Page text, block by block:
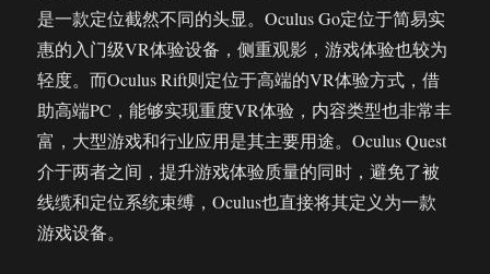
是一款定位截然不同的头显。Oculus Go定位于简易实
惠的入门级VR体验设备，侧重观影，游戏体验也较为
轻度。而Oculus Rift则定位于高端的VR体验方式，借
助高端PC，能够实现重度VR体验，内容类型也非常丰
富，大型游戏和行业应用是其主要用途。Oculus Quest
介于两者之间，提升游戏体验质量的同时，避免了被
线缆和定位系统束缚，Oculus也直接将其定义为一款
游戏设备。